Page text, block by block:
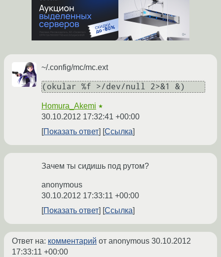
~/.config/mc/mc.ext
(okular %f >/dev/null 2>&1 &)
Homura_Akemi ★
30.10.2012 17:32:41 +00:00
Показать ответ
Ссылка
Зачем ты сидишь под рутом?
anonymous
30.10.2012 17:33:11 +00:00
Показать ответ
Ссылка
Ответ на: комментарий от anonymous 30.10.2012
17:33:11 +00:00